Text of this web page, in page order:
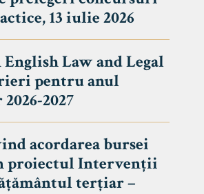
13 iulie 2026
Law and Legal
pentru anul
2027
acordarea bursei
proiectul Intervenții
terțiar –